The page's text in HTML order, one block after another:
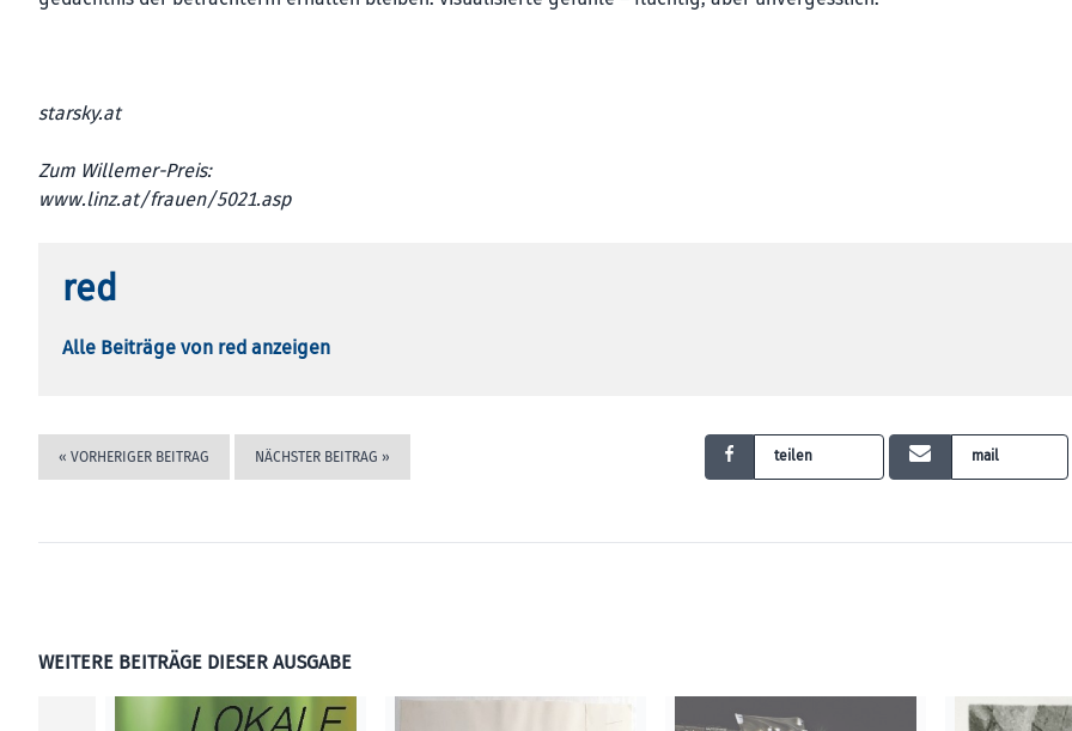
starsky.at
Zum Willemer-Preis:
www.linz.at/frauen/5021.asp
red
Alle Beiträge von red anzeigen
« VORHERIGER BEITRAG NÄCHSTER BEITRAG » teilen mail
WEITERE BEITRÄGE DIESER AUSGABE